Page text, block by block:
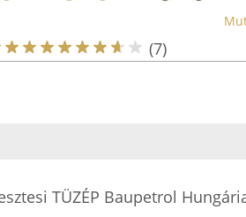
(7)
TÜZÉP Baupetrol